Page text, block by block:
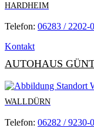
HARDHEIM
Telefon: 06283 / 2202-0
Kontakt
AUTOHAUS
WALLDÜRN
Telefon: 06282 / 9230-0